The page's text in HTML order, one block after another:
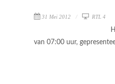
31 Mei 2012 RTL 4
van 07:00 uur,